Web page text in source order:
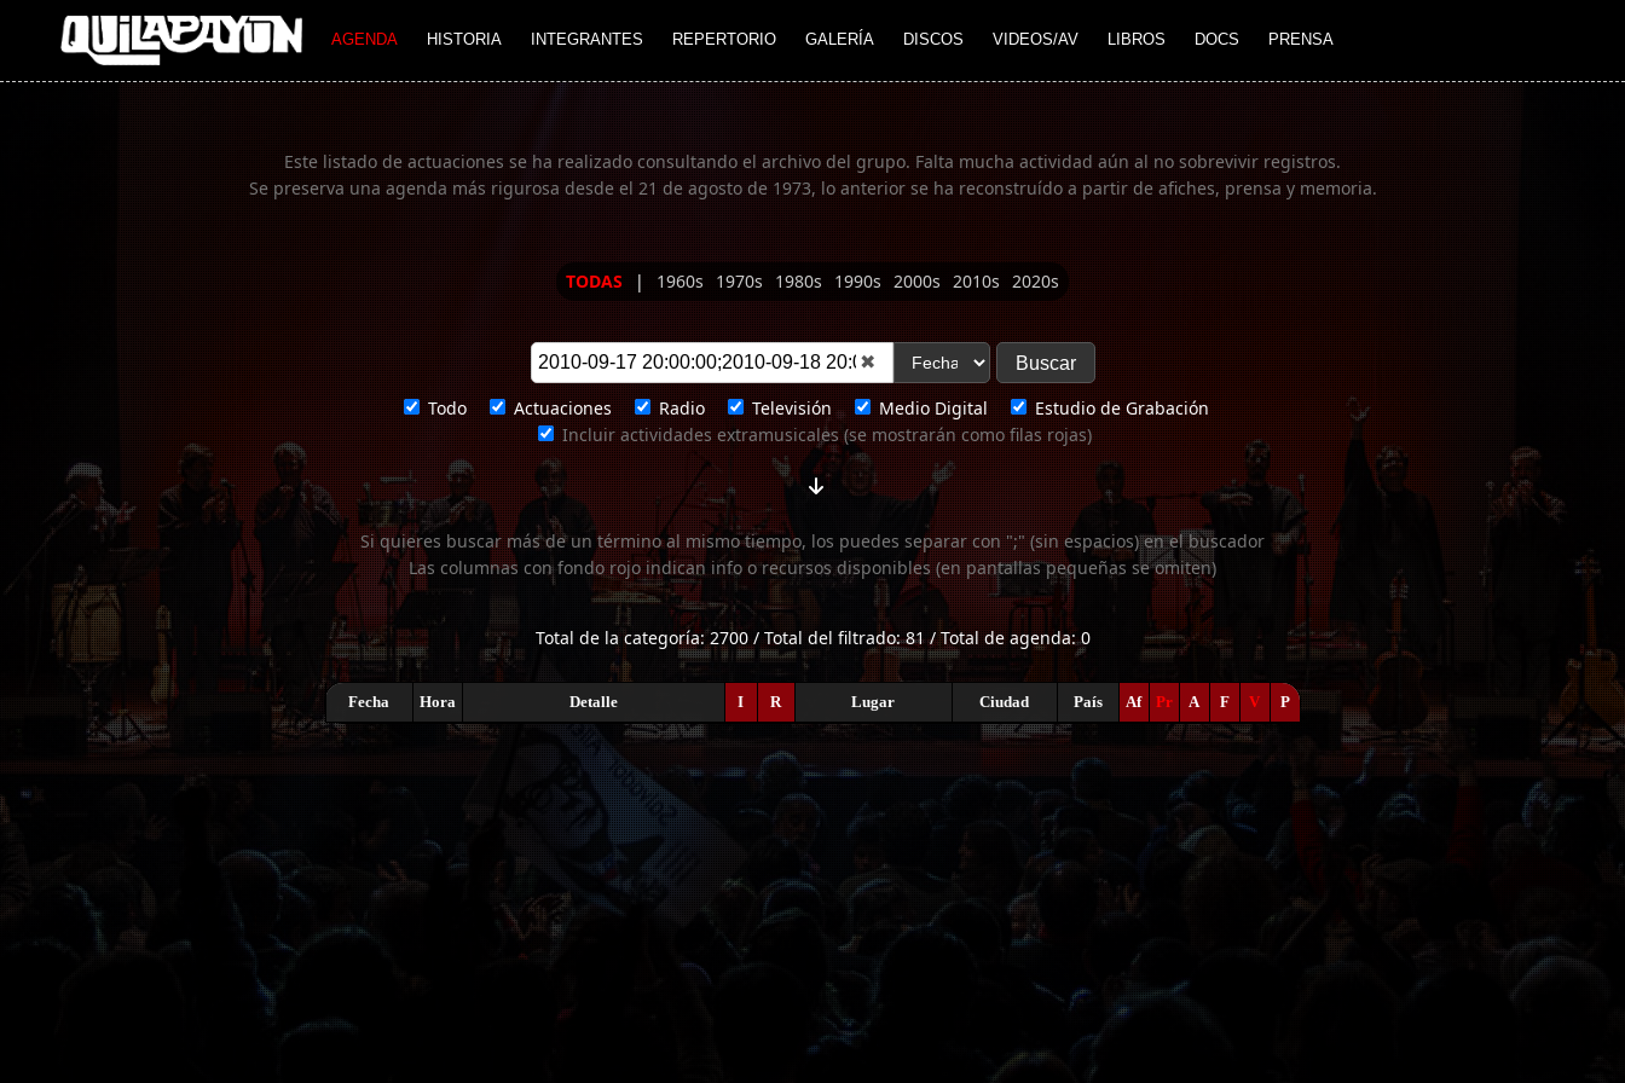
AGENDA HISTORIA INTEGRANTES REPERTORIO GALERÍA DISCOS VIDEOS/AV LIBROS DOCS PRENSA
Imagen 01
Este listado de actuaciones se ha realizado consultando el archivo del grupo. Falta mucha actividad aún al no sobrevivir registros.
Se preserva una agenda más rigurosa desde el 21 de agosto de 1973, lo anterior se ha reconstruído a partir de afiches, prensa y memoria.
TODAS | 1960s 1970s 1980s 1990s 2000s 2010s 2020s
✖
Todo Actuaciones Radio Televisión Medio Digital
Estudio de Grabación
Incluir actividades extramusicales (se mostrarán como filas rojas)
Si quieres buscar más de un término al mismo tiempo, los puedes separar con ";" (sin espacios) en el buscador
Las columnas con fondo rojo indican info o recursos disponibles (en pantallas pequeñas se omiten)
Total de la categoría: 2700 / Total del filtrado: 81 / Total de agenda: 0
Fecha Hora Detalle I R Lugar Ciudad País Af Pr A F V P